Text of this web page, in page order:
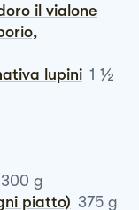
lupini 1 ½
300 g
piatto) 375 g